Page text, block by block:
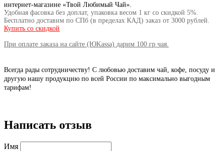
интернет-магазине «Твой Любимый Чай».
Удобная фасовка без доплат, упаковка весом 1 кг со скидкой 5%.
Бесплатно доставим по СПб (в пределах КАД) заказ от 3000 рублей.
Купить со скидкой
При оплате заказа на сайте (ЮKassa) дарим 100 гр чая.
Всегда рады сотрудничеству! С любовью доставим чай, кофе, посуду и
другую нашу продукцию по всей России по максимально выгодным
тарифам!
Написать отзыв
Имя